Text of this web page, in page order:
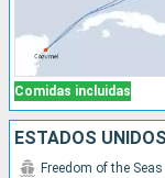
Comidas incluidas
ESTADOS
Freedom of the Seas